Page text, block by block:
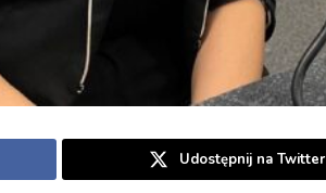
Udostępnij na Twitter